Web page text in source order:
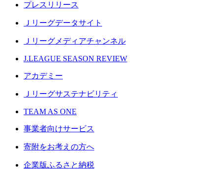
プレスリリース
Ｊリーグデータサイト
Ｊリーグメディアチャンネル
J.LEAGUE SEASON REVIEW
アカデミー
Ｊリーグサステナビリティ
TEAM AS ONE
事業者向けサービス
寄附をお考えの方へ
企業版ふるさと納税